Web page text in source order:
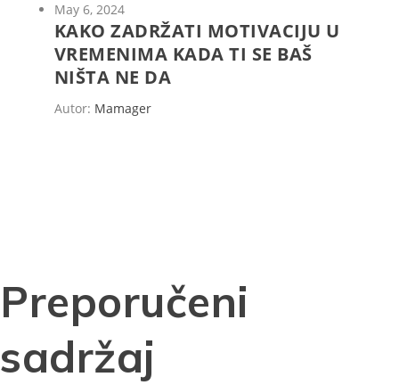
May 6, 2024
KAKO ZADRŽATI MOTIVACIJU U
VREMENIMA KADA TI SE BAŠ
NIŠTA NE DA
Autor: Mamager
Preporučeni
sadržaj